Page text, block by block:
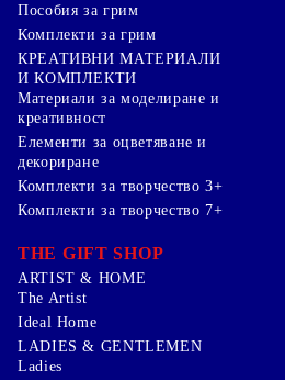
Пособия за грим
Комплекти за грим
КРЕАТИВНИ МАТЕРИАЛИ
И КОМПЛЕКТИ
Mатериали за моделиране и
креативност
Елементи за оцветяване и
декориране
Комплекти за творчество 3+
Комплекти за творчество 7+
THE GIFT SHOP
ARTIST & HOME
The Artist
Ideal Home
LADIES & GENTLEMEN
Ladies